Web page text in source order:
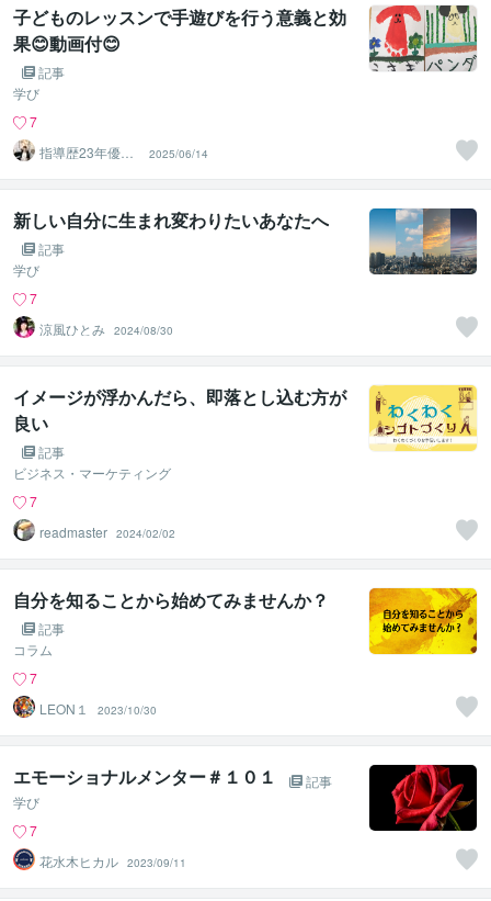
子どものレッスンで手遊びを行う意義と効
果😊動画付😊
記事
学び
7
指導歴23年優華
ゆか先生 グレ
ード対応可
2025/06/14
新しい自分に生まれ変わりたいあなたへ
記事
学び
7
涼風ひとみ 2024/08/30
イメージが浮かんだら、即落とし込む方が
良い
記事
ビジネス・マーケティング
7
readmaster 2024/02/02
自分を知ることから始めてみませんか？
記事
コラム
7
LEON１
2023/10/30
エモーショナルメンター＃１０１
記事
学び
7
花水木ヒカル 2023/09/11